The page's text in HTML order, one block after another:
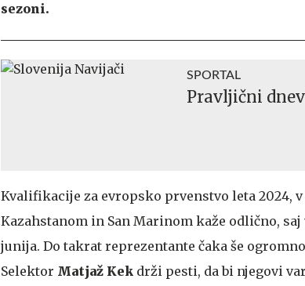
sezoni.
SPORTAL
Pravljični
Kvalifikacije za evropsko prvenstvo leta 2024,
Kazahstanom in San Marinom kaže odlično,
junija. Do takrat reprezentante čaka še
Selektor Matjaž Kek drži pesti, da bi njegovi